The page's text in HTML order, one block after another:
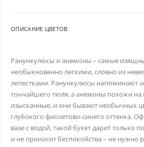
ОПИСАНИЕ ЦВЕТОВ
Ранункулюсы и анемоны – самые
необыкновенно легкими, словно из
лепестками. Ранункулюсы напоминают
тончайшего тюля, а анемоны похожи на
изысканные, и они бывают необычных
глубокого фиолетово-синего оттенка.
вазе с водой, такой букет дарит только
и не приносит беспокойства – не нужно